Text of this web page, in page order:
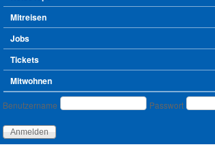
Mitreisen
Jobs
Tickets
Mitwohnen
Benutzeranmeldung
Benutzername Passwort